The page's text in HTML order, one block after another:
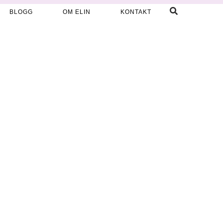
BLOGG OM ELIN KONTAKT